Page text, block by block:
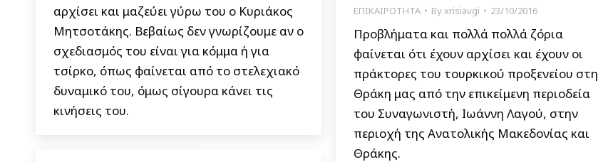
αρχίσει και μαζεύει γύρω του ο Κυριάκος
Μητσοτάκης. Βεβαίως δεν γνωρίζουμε αν ο
σχεδιασμός του είναι για κόμμα ή για
τσίρκο, όπως φαίνεται από το στελεχιακό
δυναμικό του, όμως σίγουρα κάνει τις
κινήσεις του.
ΕΠΙΚΑΙΡΟΤΗΤΑ Byxrisiavgi 23/10/2016
Προβλήματα και πολλά πολλά ζόρια
φαίνεται ότι έχουν αρχίσει και έχουν οι
πράκτορες του τουρκικού προξενείου στη
Θράκη μας από την επικείμενη περιοδεία
του Συναγωνιστή, Ιωάννη Λαγού, στην
περιοχή της Ανατολικής Μακεδονίας και
Θράκης.